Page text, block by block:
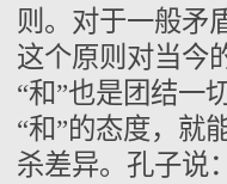
则。对于一般矛
这个原则对当今
“和”也是团结一
“和”的态度，就
杀差异。孔子说